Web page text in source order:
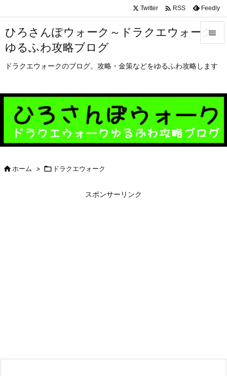
ひろさんぽウォーク～ドラクエウォーク
ゆるふわ攻略ブログ
ドラクエウォークのブログ。攻略・金策などをゆるふわ攻略します

メニュ

前へ

次へ
Twitter  RSS Feedly
ホーム >  ドラクエウォーク
スポンサーリンク